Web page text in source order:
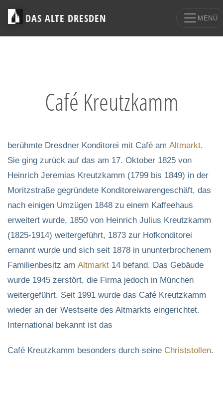
DAS ALTE DRESDEN MENÜ
Café Kreutzkamm
berühmte Dresdner Konditorei mit Café am Altmarkt.
Sie ging zurück auf das am 17. Oktober 1825 von
Heinrich Jeremias Kreutzkamm (1799 bis 1849) in der
Moritzstraße gegründete Konditoreiwarengeschäft, das
nach einigen Umzügen 1848 zu einem Kaffeehaus
erweitert wurde, 1850 von Heinrich Julius Kreutzkamm
(1825-1914) weitergeführt, 1873 zur Hofkonditorei
ernannt wurde und sich seit 1878 in ununterbrochenem
Familienbesitz am Altmarkt 14 befand. Das Gebäude
wurde 1945 zerstört, die Firma jedoch in München
weitergeführt. Seit 1991 wurde das Café Kreutzkamm
wieder an der Westseite des Altmarkts eingerichtet.
International bekannt ist das
Café Kreutzkamm besonders durch seine Christstollen.